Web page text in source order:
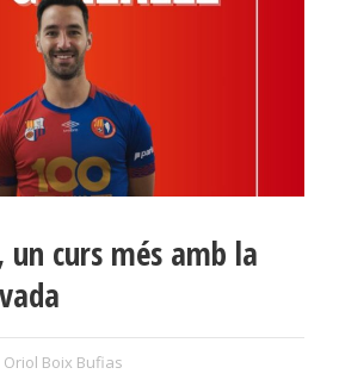
un curs més amb la
Oriol Boix Bufias